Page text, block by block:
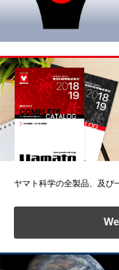
ヤマト科学の全製品、及び